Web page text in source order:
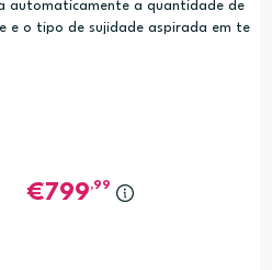
automaticamente a quantidade de
e o tipo de sujidade aspirada em te
799,99